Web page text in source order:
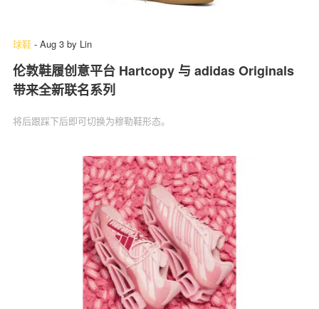
球鞋 - Aug 3 by Lin
伦敦鞋履创意平台 Hartcopy 与 adidas Originals
带来全新联名系列
将后跟踩下后即可切换为穆勒鞋形态。